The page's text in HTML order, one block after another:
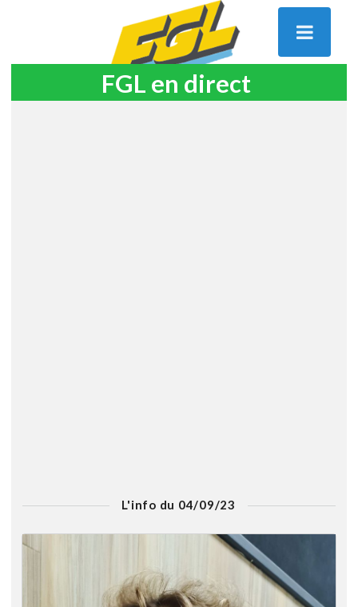
FGL en direct
L'info du 04/09/23